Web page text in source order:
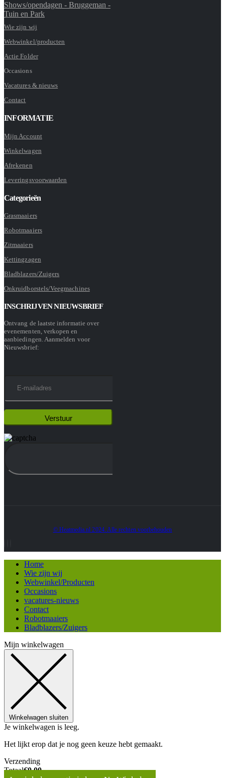
Shows/opendagen - Bruggeman -
Tuin en Park
Wie zijn wij
Webwinkel/producten
Actie Folder
Occasions
Vacatures & nieuws
Contact
INFORMATIE
Mijn Account
Winkelwagen
Afrekenen
Leveringsvoorwaarden
Categorieën
Grasmaaiers
Robotmaaiers
Zitmaaiers
Kettingzagen
Bladblazers/Zuigers
Onkruidborstels/Veegmachines
INSCHRIJVEN NIEUWSBRIEF
Ontvang de laatste informatie over
evenementen, verkopen en
aanbiedingen. Aanmelden voor
Nieuwsbrief:
© Heatmedia.nl 2024. Alle rechten voorbehouden
Home
Wie zijn wij
Webwinkel/Producten
Occasions
vacatures-nieuws
Contact
Robotmaaiers
Bladblazers/Zuigers
Mijn winkelwagen
Winkelwagen sluiten
Je winkelwagen is leeg.
Het lijkt erop dat je nog geen keuze hebt gemaakt.
Verzending
Totaal€0,00